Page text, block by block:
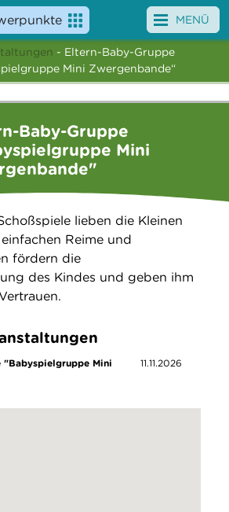
MENÜ
- Eltern-Baby-Gruppe
Mini Zwergenbande“
Baby-Gruppe
Mini
lieben die Kleinen
Reime und
fördern die
des Kindes und geben ihm
"Babyspielgruppe Mini
11.11.2026